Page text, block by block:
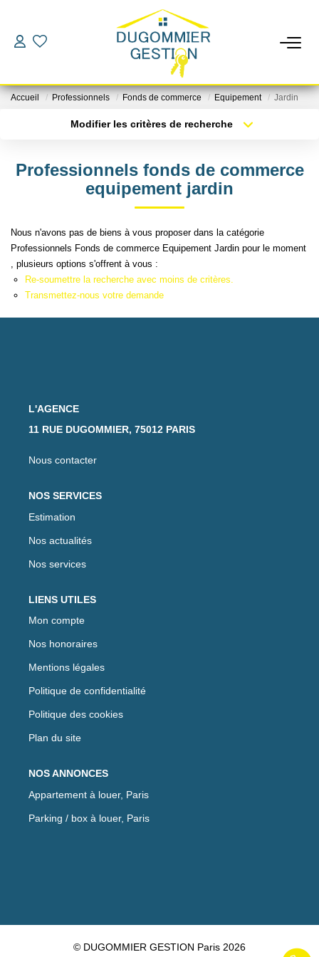
LOCATIONS
CHANGER DE GESTIONNAIRE
L'AGENCE
CONTACT
Accueil Professionnels Fonds de commerce Equipement Jardin
Modifier les critères de recherche
Budget max
Professionnels fonds de commerce
equipement jardin
Nous n'avons pas de biens à vous proposer dans la catégorie
Professionnels Fonds de commerce Equipement Jardin pour le moment
, plusieurs options s'offrent à vous :
Re-soumettre la recherche avec moins de critères.
Transmettez-nous votre demande
L'AGENCE
11 RUE DUGOMMIER, 75012 PARIS
Nous contacter
NOS SERVICES
Estimation
Nos actualités
Nos services
LIENS UTILES
Mon compte
Nos honoraires
Mentions légales
Politique de confidentialité
Politique des cookies
Plan du site
NOS ANNONCES
Appartement à louer, Paris
Parking / box à louer, Paris
© DUGOMMIER GESTION Paris 2026